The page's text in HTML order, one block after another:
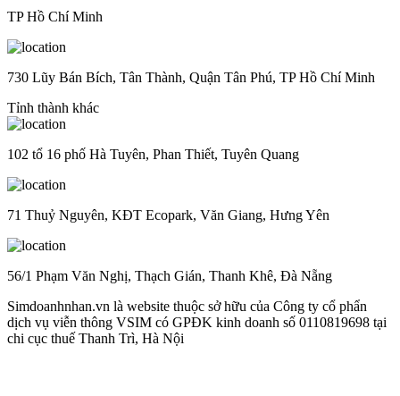
TP Hồ Chí Minh
730 Lũy Bán Bích, Tân Thành, Quận Tân Phú, TP Hồ Chí Minh
Tỉnh thành khác
102 tổ 16 phố Hà Tuyên, Phan Thiết, Tuyên Quang
71 Thuỷ Nguyên, KĐT Ecopark, Văn Giang, Hưng Yên
56/1 Phạm Văn Nghị, Thạch Gián, Thanh Khê, Đà Nẵng
Simdoanhnhan.vn là website thuộc sở hữu của Công ty cổ phẩn
dịch vụ viễn thông VSIM có GPĐK kinh doanh số 0110819698 tại
chi cục thuế Thanh Trì, Hà Nội